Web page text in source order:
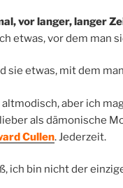
vor langer, langer
etwas, vor dem man
sie etwas, mit dem
aber ich
als dämonische
Cullen. Jederzeit.
ich bin nicht der